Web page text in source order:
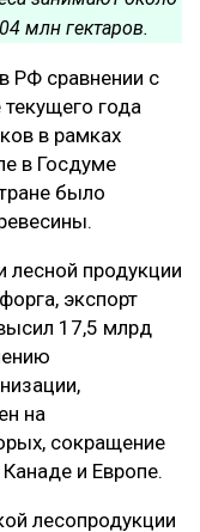
млн гектаров.
РФ сравнении с
года
в рамках
в Госдуме
было
лесной продукции
экспорт
17,5 млрд
на
сокращение
и Европе.
лесопродукции